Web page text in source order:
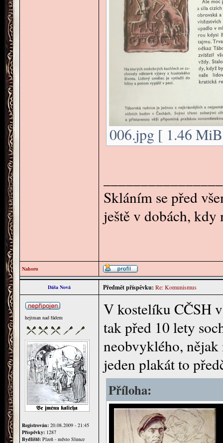
006.jpg [ 1.46
Skláním se před
ještě v dobách, kdy
Nahoru
Dáša Nová Předmět příspěvku: Re: Komunismus
hejtman nad řádem
Registrován: 20.08.2009 - 21:45
Příspěvky: 1287
Bydliště: Plzeň - město Slunce
V kostelíku CČSH
tak před 10 lety
neobvyklého,
jeden plakát to
Příloha: